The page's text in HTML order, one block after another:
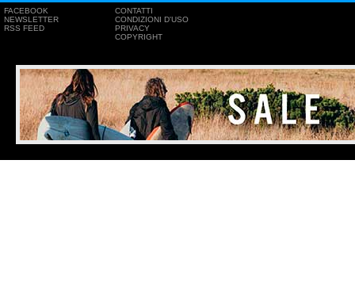
FACEBOOK
NEWSLETTER
RSS FEED
CONTATTI
CONDIZIONI D'USO
PRIVACY
COPYRIGHT